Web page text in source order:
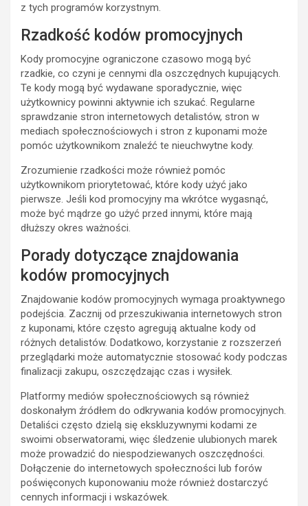
z tych programów korzystnym.
Rzadkość kodów promocyjnych
Kody promocyjne ograniczone czasowo mogą być
rzadkie, co czyni je cennymi dla oszczędnych kupujących.
Te kody mogą być wydawane sporadycznie, więc
użytkownicy powinni aktywnie ich szukać. Regularne
sprawdzanie stron internetowych detalistów, stron w
mediach społecznościowych i stron z kuponami może
pomóc użytkownikom znaleźć te nieuchwytne kody.
Zrozumienie rzadkości może również pomóc
użytkownikom priorytetować, które kody użyć jako
pierwsze. Jeśli kod promocyjny ma wkrótce wygasnąć,
może być mądrze go użyć przed innymi, które mają
dłuższy okres ważności.
Porady dotyczące znajdowania
kodów promocyjnych
Znajdowanie kodów promocyjnych wymaga proaktywnego
podejścia. Zacznij od przeszukiwania internetowych stron
z kuponami, które często agregują aktualne kody od
różnych detalistów. Dodatkowo, korzystanie z rozszerzeń
przeglądarki może automatycznie stosować kody podczas
finalizacji zakupu, oszczędzając czas i wysiłek.
Platformy mediów społecznościowych są również
doskonałym źródłem do odkrywania kodów promocyjnych.
Detaliści często dzielą się ekskluzywnymi kodami ze
swoimi obserwatorami, więc śledzenie ulubionych marek
może prowadzić do niespodziewanych oszczędności.
Dołączenie do internetowych społeczności lub forów
poświęconych kuponowaniu może również dostarczyć
cennych informacji i wskazówek.